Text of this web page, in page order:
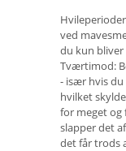
ved
du kun bliver
Tværtimod:
- især hvis
hvilket
for meget og
slapper det
det får trods